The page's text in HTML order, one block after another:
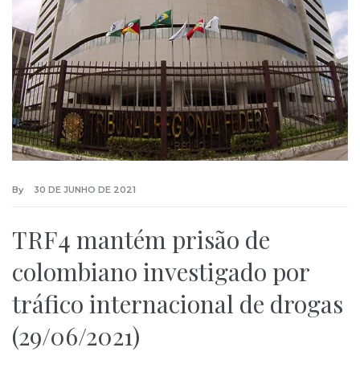
By 30 DE JUNHO DE 2021
TRF4 mantém prisão de
colombiano investigado por
tráfico internacional de drogas
(29/06/2021)